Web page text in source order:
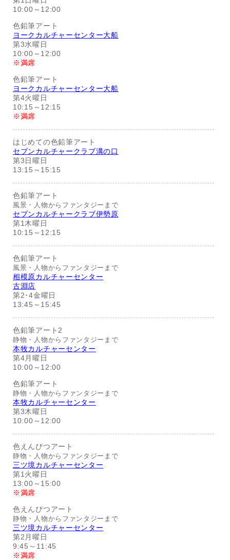
10:00～12:00
色鉛筆アート
ヨークカルチャーセンター大船
第3水曜日
10:00～12:00
※満席
色鉛筆アート
ヨークカルチャーセンター大船
第4火曜日
10:15～12:15
※満席
はじめての色鉛筆アート
セブンカルチャークラブ溝の口
第3日曜日
13:15～15:15
色鉛筆アート
風景・人物からファンタジーまで
セブンカルチャークラブ伊勢原
第1木曜日
10:15～12:15
色鉛筆アート
風景・人物からファンタジーまで
相模原カルチャーセンター
古淵店
第2･4金曜日
13:45～15:45
色鉛筆アート2
静物・人物からファンタジーまで
本牧カルチャーセンター
第4月曜日
10:00～12:00
色鉛筆アート
静物・人物からファンタジーまで
本牧カルチャーセンター
第3木曜日
10:00～12:00
色えんぴつアート
静物・人物からファンタジーまで
三ツ境カルチャーセンター
第1火曜日
13:00～15:00
※満席
色えんぴつアート
静物・人物からファンタジーまで
三ツ境カルチャーセンター
第2月曜日
9:45～11:45
※満席